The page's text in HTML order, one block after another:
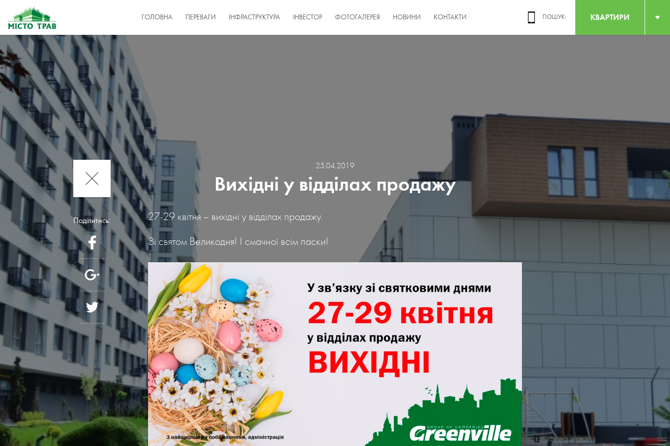
ГОЛОВНА ПЕРЕВАГИ ІНФРАСТРУКТУРА ІНВЕСТОР ФОТОГАЛЕРЕЯ НОВИНИ КОНТАКТИ ПОШУК: КВАРТИРИ
25.04.2019
Вихідні у відділах продажу
27-29 квітня – вихідні у відділах продажу.
Зі святом Великодня! І смачної всім паски!
Поділитись: